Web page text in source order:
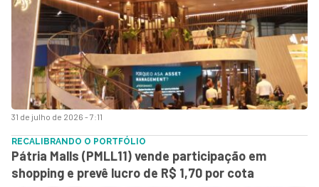
31 de julho de 2026 - 7:11
RECALIBRANDO O PORTFÓLIO
Pátria Malls (PMLL11) vende participação em
shopping e prevê lucro de R$ 1,70 por cota